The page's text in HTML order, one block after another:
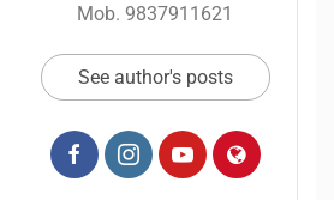
Mob. 9837911621
See author's posts